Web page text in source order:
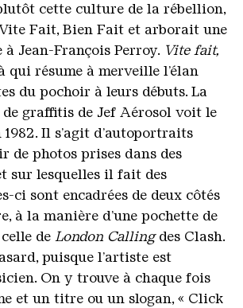
cette culture de la rébellion,
Fait, Bien Fait et arborait une
Jean-François Perroy. Vite fait,
qui résume à merveille l’élan
du pochoir à leurs débuts. La
graffitis de Jef Aérosol voit le
Il s’agit d’autoportraits
de photos prises dans des
sur lesquelles il fait des
ci sont encadrées de deux côtés
à la manière d’une pochette de
de London Callingdes Clash.
puisque l’artiste est
On y trouve à chaque fois
et un titre ou un slogan, « Click